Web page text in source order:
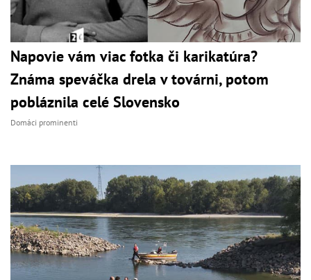
Napovie vám viac fotka či karikatúra?
Známa speváčka drela v továrni, potom
pobláznila celé Slovensko
Domáci prominenti